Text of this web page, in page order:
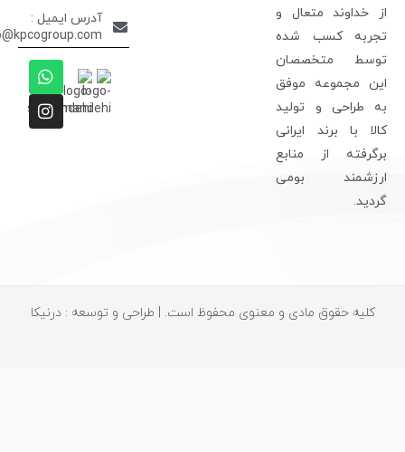
خداوند متعال و
کسب شده
متخصصان
مجموعه موفق
طراحی و تولید
با برند ایرانی
از منابع
بومی
آدرس ایمیل :
info@kpcogroup.com
کلیه حقوق مادی و معنوی محفوظ است. | طراحی و توسعه : درنیکا